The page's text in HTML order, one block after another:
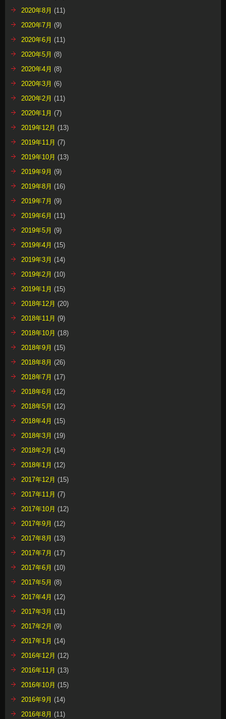
2020年8月 (11)
2020年7月 (9)
2020年6月 (11)
2020年5月 (8)
2020年4月 (8)
2020年3月 (6)
2020年2月 (11)
2020年1月 (7)
2019年12月 (13)
2019年11月 (7)
2019年10月 (13)
2019年9月 (9)
2019年8月 (16)
2019年7月 (9)
2019年6月 (11)
2019年5月 (9)
2019年4月 (15)
2019年3月 (14)
2019年2月 (10)
2019年1月 (15)
2018年12月 (20)
2018年11月 (9)
2018年10月 (18)
2018年9月 (15)
2018年8月 (26)
2018年7月 (17)
2018年6月 (12)
2018年5月 (12)
2018年4月 (15)
2018年3月 (19)
2018年2月 (14)
2018年1月 (12)
2017年12月 (15)
2017年11月 (7)
2017年10月 (12)
2017年9月 (12)
2017年8月 (13)
2017年7月 (17)
2017年6月 (10)
2017年5月 (8)
2017年4月 (12)
2017年3月 (11)
2017年2月 (9)
2017年1月 (14)
2016年12月 (12)
2016年11月 (13)
2016年10月 (15)
2016年9月 (14)
2016年8月 (11)